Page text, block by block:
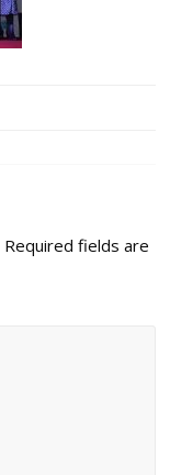
Required fields are